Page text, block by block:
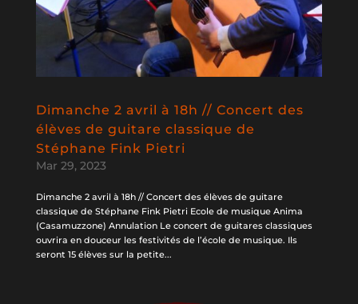
Dimanche 2 avril à 18h // Concert des
élèves de guitare classique de
Stéphane Fink Pietri
Mar 29, 2023
Dimanche 2 avril à 18h // Concert des élèves de guitare
classique de Stéphane Fink Pietri Ecole de musique Anima
(Casamuzzone) Annulation Le concert de guitares classiques
ouvrira en douceur les festivités de l’école de musique. Ils
seront 15 élèves sur la petite...